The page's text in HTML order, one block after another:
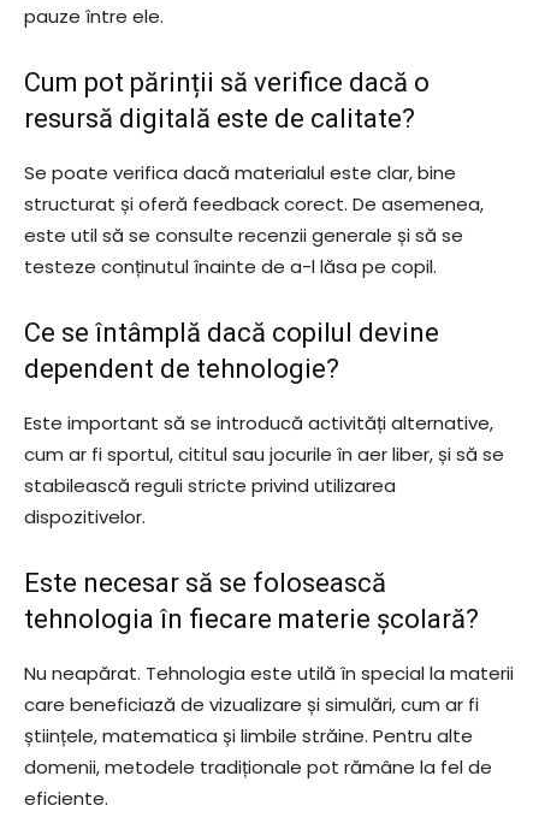
pauze între ele.
Cum pot părinții să verifice dacă o
resursă digitală este de calitate?
Se poate verifica dacă materialul este clar, bine
structurat și oferă feedback corect. De asemenea,
este util să se consulte recenzii generale și să se
testeze conținutul înainte de a-l lăsa pe copil.
Ce se întâmplă dacă copilul devine
dependent de tehnologie?
Este important să se introducă activități alternative,
cum ar fi sportul, cititul sau jocurile în aer liber, și să se
stabilească reguli stricte privind utilizarea
dispozitivelor.
Este necesar să se folosească
tehnologia în fiecare materie școlară?
Nu neapărat. Tehnologia este utilă în special la materii
care beneficiază de vizualizare și simulări, cum ar fi
științele, matematica și limbile străine. Pentru alte
domenii, metodele tradiționale pot rămâne la fel de
eficiente.